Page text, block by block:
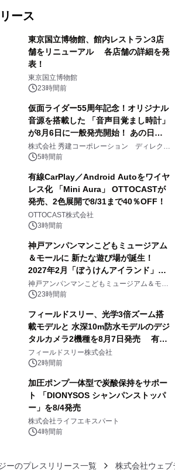
ース
東京国立博物館、館内レストラン3店
舗をリニューアル 各店舗の詳細を発
表！
東京国立博物館
23時間前
仮面ライダー55周年記念！オリジナル
音源を搭載した 「音声目覚まし時計」
が8月6日に一般発売開始！ あの日の
大興奮が今甦る
株式会社 秀建コーポレーション ディレクト
アートギャラリー
5時間前
有線CarPlay／Android Autoをワイヤ
レス化 「Mini Aura」 OTTOCASTが
発売、2色展開で8/31まで40％OFF！
OTTOCAST株式会社
3時間前
神戸アンパンマンこどもミュージアム
＆モールに 新たな遊び場が誕生！
2027年2月「ぼうけんアイランド」が
オープン
神戸アンパンマンこどもミュージアム＆モー
ル 23時間前
フィールドスリー、光学3倍ズーム搭
載モデルと 水深10m防水モデルのデジ
タルカメラ2機種を8月7日発売 有効
約1300万画素、用途別に選べるコンデ
ジ新登場
フィールドスリー株式会社
2時間前
加圧ポンプ一体型で炭酸保持をサポー
ト 「DIONYSOS シャンパンストッパ
ー」を8/4発売
株式会社ライフエキスパート
4時間前
ーのプレスリリース一覧 株式会社ウェブ